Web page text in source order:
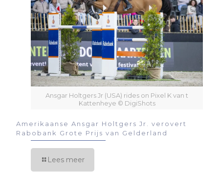
Ansgar Holtgers Jr (USA) rides on Pixel K van t
Kattenheye © DigiShots
Amerikaanse Ansgar Holtgers Jr. verovert
Rabobank Grote Prijs van Gelderland
Lees meer